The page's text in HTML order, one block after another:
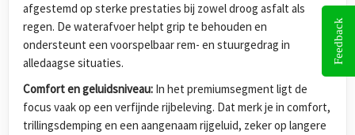
afgestemd op sterke prestaties bij zowel droog asfalt als
regen. De waterafvoer helpt grip te behouden en
ondersteunt een voorspelbaar rem- en stuurgedrag in
alledaagse situaties.
Comfort en geluidsniveau: In het premiumsegment ligt de
focus vaak op een verfijnde rijbeleving. Dat merk je in comfort,
trillingsdemping en een aangenaam rijgeluid, zeker op langere
Feedback